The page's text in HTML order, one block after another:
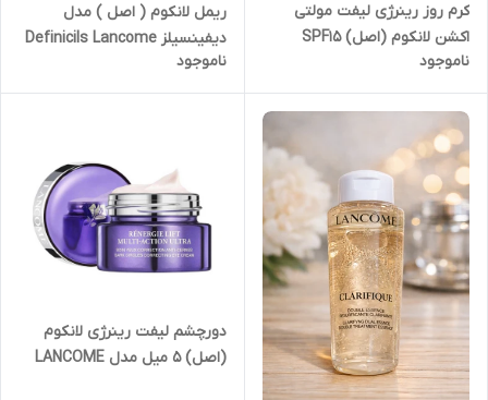
کرم روز رینرژی لیفت مولتی
اکشن لانکوم (اصل) SPF15
Lancome Renergie Lift Multi-
Action Day Cream spf15
ناموجود
ریمل لانکوم ( اصل ) مدل
دیفینسیلز Definicils Lancome
Definicils High Definition
Mascara
ناموجود
دورچشم لیفت رینرژی لانکوم
(اصل) ۵ میل مدل LANCOME